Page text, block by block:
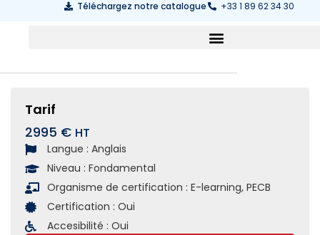
Téléchargez notre catalogue +33 1 89 62 34 30
Tarif
2995 €
Langue : Anglais
Niveau : Fondamental
Organisme de certification : E-learning, PECB
Certification : Oui
Accesibilité : Oui